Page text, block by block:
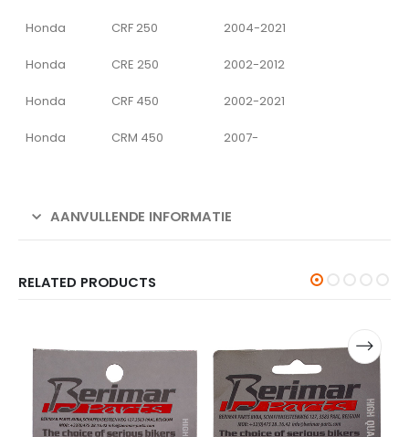
Honda CRF 250 2004-2021
Honda CRE 250 2002-2012
Honda CRF 450 2002-2021
Honda CRM 450 2007-
AANVULLENDE INFORMATIE
RELATED PRODUCTS